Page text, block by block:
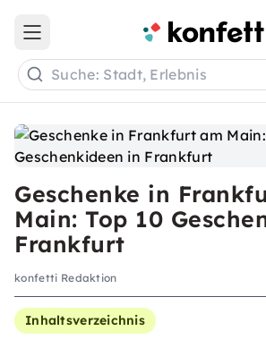
Geschenke in
Main: Top 10
Frankfurt
konfetti Redaktion
Inhaltsverzeichnis
Open main menu
Suche: Stadt, Erlebnis